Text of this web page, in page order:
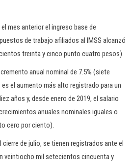
mes anterior el ingreso base de
de trabajo afiliados al IMSS alcanzó
treinta y cinco punto cuatro pesos).
anual nominal de 7.5% (siete
el aumento más alto registrado para un
años y, desde enero de 2019, el salario
anuales nominales iguales o
cero por ciento).
de julio, se tienen registrados ante el
veintiocho mil setecientos cincuenta y